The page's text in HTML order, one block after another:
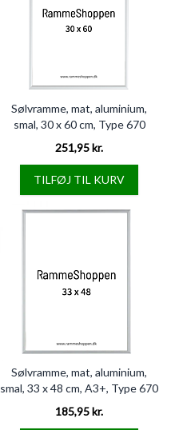
Sølvramme, mat, aluminium,
smal, 30 x 60 cm, Type 670
251,95 kr.
TILFØJ TIL KURV
Sølvramme, mat, aluminium,
smal, 33 x 48 cm, A3+, Type 670
185,95 kr.